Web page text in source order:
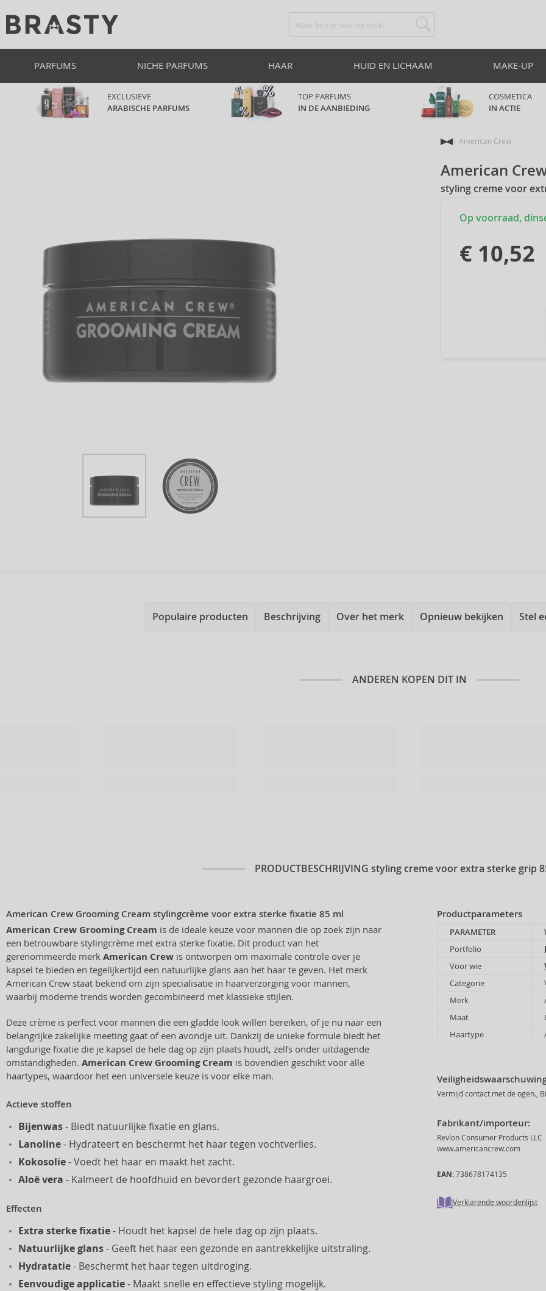
PARFUMS NICHE PARFUMS HAAR HUID EN LICHAAM MAKE-UP
EXCLUSIEVE
ARABISCHE PARFUMS
TOP PARFUMS
IN DE AANBIEDING
COSMETICA
IN ACTIE
American Crew
American
styling creme voor
Op voorraad,
€ 10,52
Populaire producten Beschrijving Over het merk Opnieuw bekijken Stel
ANDEREN KOPEN DIT IN
PRODUCTBESCHRIJVING styling creme voor extra sterke grip
American Crew Grooming Cream stylingcrème voor extra sterke fixatie 85 ml
American Crew Grooming Cream is de ideale keuze voor mannen die op zoek zijn naar
een betrouwbare stylingcrème met extra sterke fixatie. Dit product van het
gerenommeerde merk American Crew is ontworpen om maximale controle over je
kapsel te bieden en tegelijkertijd een natuurlijke glans aan het haar te geven. Het merk
American Crew staat bekend om zijn specialisatie in haarverzorging voor mannen,
waarbij moderne trends worden gecombineerd met klassieke stijlen.
Deze crème is perfect voor mannen die een gladde look willen bereiken, of je nu naar een
belangrijke zakelijke meeting gaat of een avondje uit. Dankzij de unieke formule biedt het
langdurige fixatie die je kapsel de hele dag op zijn plaats houdt, zelfs onder uitdagende
omstandigheden. American Crew Grooming Cream is bovendien geschikt voor alle
haartypes, waardoor het een universele keuze is voor elke man.
Actieve stoffen
Bijenwas- Biedt natuurlijke fixatie en glans.
Lanoline- Hydrateert en beschermt het haar tegen vochtverlies.
Kokosolie- Voedt het haar en maakt het zacht.
Aloë vera - Kalmeert de hoofdhuid en bevordert gezonde haargroei.
Effecten
Extra sterke fixatie- Houdt het kapsel de hele dag op zijn plaats.
Natuurlijke glans- Geeft het haar een gezonde en aantrekkelijke uitstraling.
Hydratatie- Beschermt het haar tegen uitdroging.
Eenvoudige applicatie- Maakt snelle en effectieve styling mogelijk.
Productparameters
PARAMETER
Portfolio
Voor wie
Categorie
Merk
Maat
Haartype
Vermijd contact met de ogen.,
Fabrikant/importeur:
Revlon Consumer Products LLC
www.americancrew.com
EAN: 738678174135
Verklarende woordenlijst